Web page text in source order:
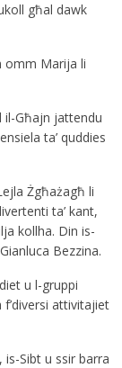
għal dawk
omm Marija li
il-Għajn jattendu
ta’ quddies
Żgħażagħ li
ta’ kant,
kollha. Din is-
Bezzina.
u l-gruppi
attivitajiet
Sibt u ssir barra